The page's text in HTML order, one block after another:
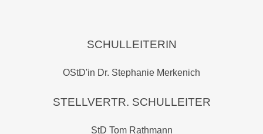
SCHULLEITERIN
OStD'in Dr. Stephanie Merkenich
STELLVERTR. SCHULLEITER
StD Tom Rathmann